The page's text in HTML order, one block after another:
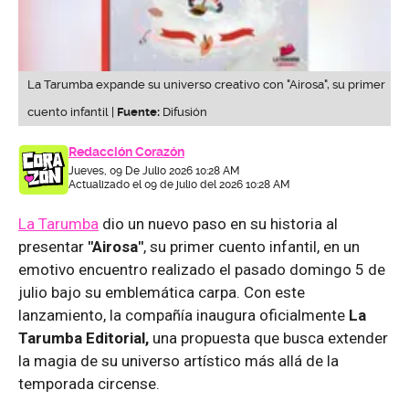
La Tarumba expande su universo creativo con "Airosa", su primer
cuento infantil | Fuente: Difusión
Redacción Corazón
Jueves, 09 De Julio 2026 10:28 AM
Actualizado el 09 de julio del 2026 10:28 AM
La Tarumba dio un nuevo paso en su historia al
presentar "Airosa", su primer cuento infantil, en un
emotivo encuentro realizado el pasado domingo 5 de
julio bajo su emblemática carpa. Con este
lanzamiento, la compañía inaugura oficialmente La
Tarumba Editorial, una propuesta que busca extender
la magia de su universo artístico más allá de la
temporada circense.